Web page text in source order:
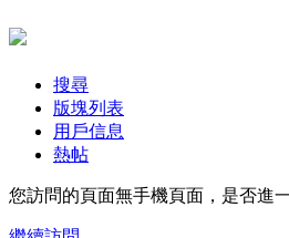
搜尋
版塊列表
用戶信息
熱帖
您訪問的頁面無手機頁面，是否進